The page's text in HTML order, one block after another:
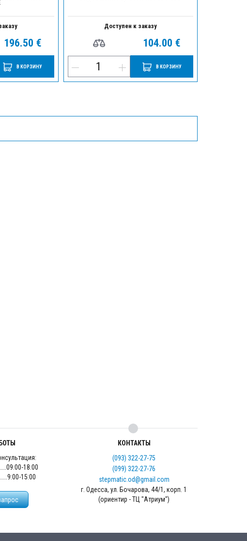
196.50 €
В КОРЗИНУ
Доступен к заказу
104.00 €
В КОРЗИНУ
18:00
15:00
КОНТАКТЫ
(093) 322-27-75
(099) 322-27-76
stepmatic.od@gmail.com
г. Одесса, ул. Бочарова, 44/1, корп. 1
(ориентир - ТЦ "Атриум")